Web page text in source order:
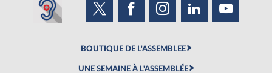
BOUTIQUE DE L'ASSEMBLEE
UNE SEMAINE À L'ASSEMBLÉE